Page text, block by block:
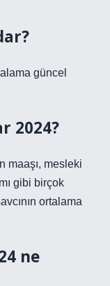
güncel
2024?
maaşı, mesleki
gibi birçok
ortalama
ne